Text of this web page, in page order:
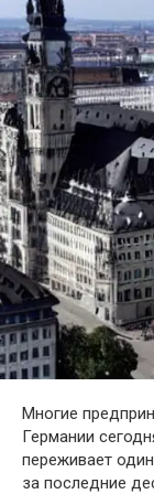
Многие
Германии
переживает
за последние